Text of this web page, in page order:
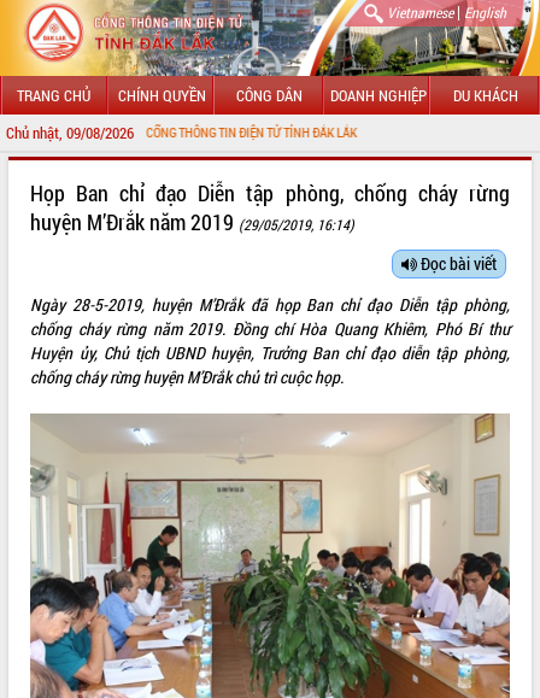
Vietnamese| English
TRANG CHỦ CHÍNH QUYỀN CÔNG DÂN DOANH NGHIỆP DU KHÁCH
Chủ nhật, 09/08/2026
ĐẾN VỚI CỔNG THÔNG TIN ĐIỆN TỬ TỈNH ĐẮK LẮK
LÃNH ĐẠO UBND TỈNH
SỞ, BAN, NGÀNH
UBND CÁC XÃ, PHƯỜNG
THÔNG TIN CHỈ ĐẠO ĐIỀU HÀNH
HỆ THỐNG VĂN BẢN
VĂN BẢN HĐND TỈNH
ĐIỂM TIN VĂN BẢN
QUY HOẠCH - KẾ HOẠCH
Họp Ban chỉ đạo Diễn tập phòng, chống cháy rừng
huyện M’Đrắk năm 2019 (29/05/2019, 16:14)
Đọc bài viết
Ngày 28-5-2019, huyện M’Đrắk đã họp Ban chỉ đạo Diễn tập phòng,
chống cháy rừng năm 2019. Đồng chí Hòa Quang Khiêm, Phó Bí thư
Huyện ủy, Chủ tịch UBND huyện, Trưởng Ban chỉ đạo diễn tập phòng,
chống cháy rừng huyện M’Đrắk chủ trì cuộc họp.